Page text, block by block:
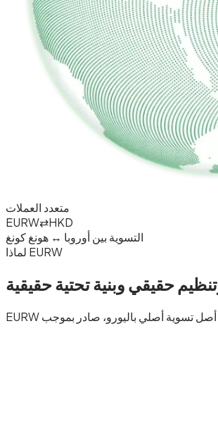
متعدد العملات
EURW⇄HKD
التسوية بين أوروبا ↔ هونغ كونغ
لماذا EURW
تنظيم